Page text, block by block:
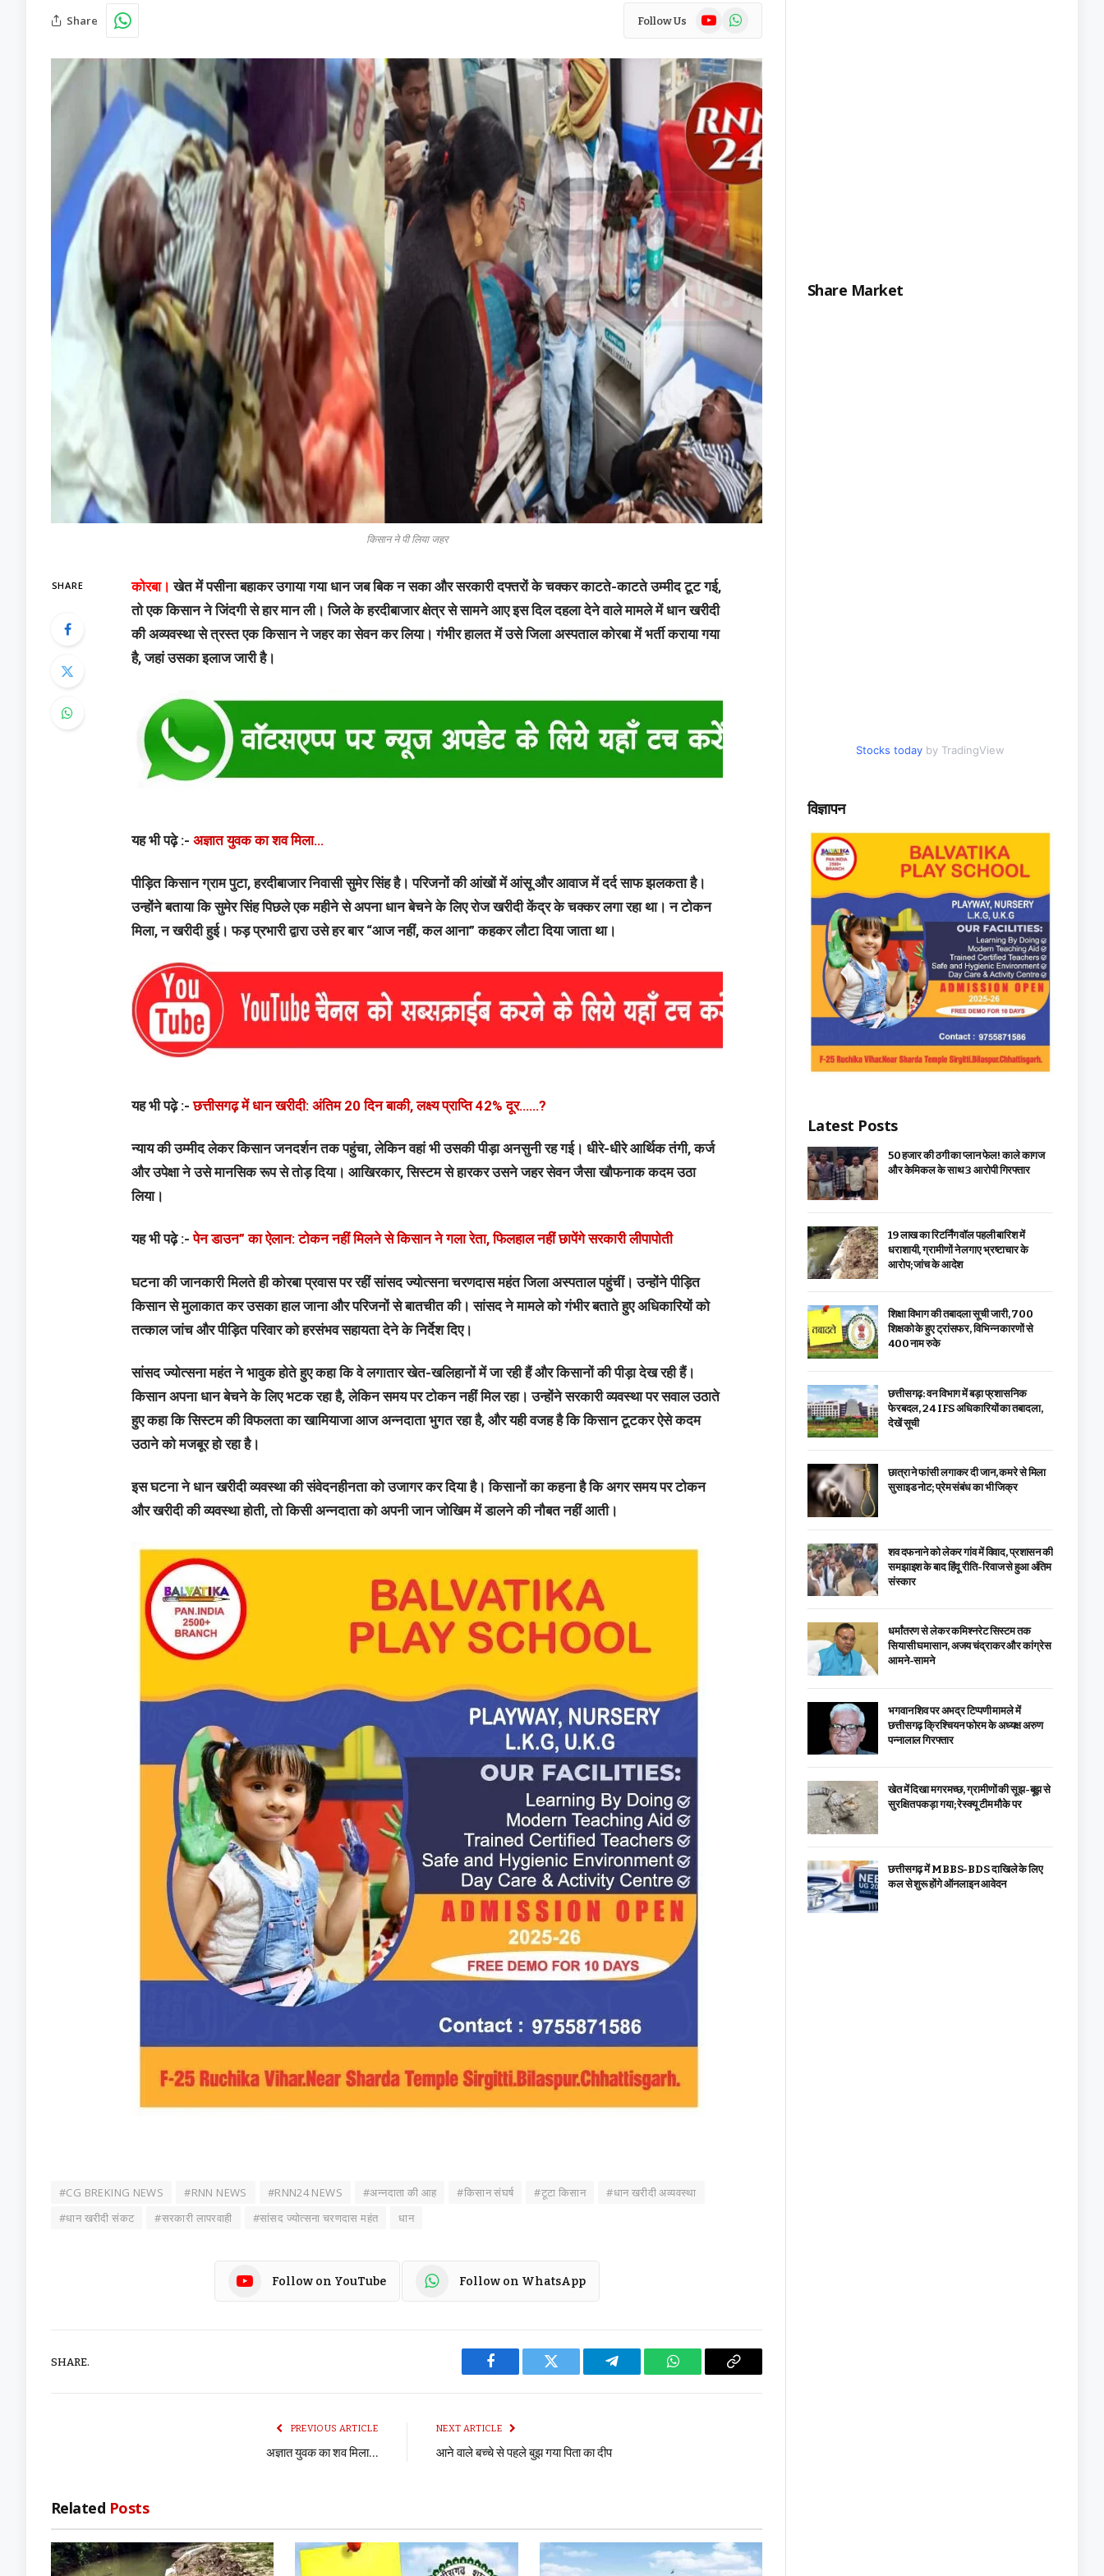
Share Follow Us YouTubeWhatsApp
किसान ने पी लिया जहर
SHARE कोरबा। खेत में पसीना बहाकर उगाया गया धान जब बिक न सका और सरकारी दफ्तरों के चक्कर काटते-काटते उम्मीद टूट गई,
तो एक किसान ने जिंदगी से हार मान ली। जिले के हरदीबाजार क्षेत्र से सामने आए इस दिल दहला देने वाले मामले में धान खरीदी
की अव्यवस्था से त्रस्त एक किसान ने जहर का सेवन कर लिया। गंभीर हालत में उसे जिला अस्पताल कोरबा में भर्ती कराया गया
है, जहां उसका इलाज जारी है।
यह भी पढ़े :-अज्ञात युवक का शव मिला…
पीड़ित किसान ग्राम पुटा, हरदीबाजार निवासी सुमेर सिंह है। परिजनों की आंखों में आंसू और आवाज में दर्द साफ झलकता है।
उन्होंने बताया कि सुमेर सिंह पिछले एक महीने से अपना धान बेचने के लिए रोज खरीदी केंद्र के चक्कर लगा रहा था। न टोकन
मिला, न खरीदी हुई। फड़ प्रभारी द्वारा उसे हर बार “आज नहीं, कल आना” कहकर लौटा दिया जाता था।
यह भी पढ़े :-छत्तीसगढ़ में धान खरीदी: अंतिम 20 दिन बाकी, लक्ष्य प्राप्ति 42% दूर……?
न्याय की उम्मीद लेकर किसान जनदर्शन तक पहुंचा, लेकिन वहां भी उसकी पीड़ा अनसुनी रह गई। धीरे-धीरे आर्थिक तंगी, कर्ज
और उपेक्षा ने उसे मानसिक रूप से तोड़ दिया। आखिरकार, सिस्टम से हारकर उसने जहर सेवन जैसा खौफनाक कदम उठा
लिया।
यह भी पढ़े :-पेन डाउन” का ऐलान: टोकन नहीं मिलने से किसान ने गला रेता, फिलहाल नहीं छापेंगे सरकारी लीपापोती
घटना की जानकारी मिलते ही कोरबा प्रवास पर रहीं सांसद ज्योत्सना चरणदास महंत जिला अस्पताल पहुंचीं। उन्होंने पीड़ित
किसान से मुलाकात कर उसका हाल जाना और परिजनों से बातचीत की। सांसद ने मामले को गंभीर बताते हुए अधिकारियों को
तत्काल जांच और पीड़ित परिवार को हरसंभव सहायता देने के निर्देश दिए।
सांसद ज्योत्सना महंत ने भावुक होते हुए कहा कि वे लगातार खेत-खलिहानों में जा रही हैं और किसानों की पीड़ा देख रही हैं।
किसान अपना धान बेचने के लिए भटक रहा है, लेकिन समय पर टोकन नहीं मिल रहा। उन्होंने सरकारी व्यवस्था पर सवाल उठाते
हुए कहा कि सिस्टम की विफलता का खामियाजा आज अन्नदाता भुगत रहा है, और यही वजह है कि किसान टूटकर ऐसे कदम
उठाने को मजबूर हो रहा है।
इस घटना ने धान खरीदी व्यवस्था की संवेदनहीनता को उजागर कर दिया है। किसानों का कहना है कि अगर समय पर टोकन
और खरीदी की व्यवस्था होती, तो किसी अन्नदाता को अपनी जान जोखिम में डालने की नौबत नहीं आती।
#CG BREKING NEWS #RNN NEWS #RNN24 NEWS #अन्नदाता की आह #किसान संघर्ष #टूटा किसान
#धान खरीदी अव्यवस्था
#धान खरीदी संकट
#सरकारी लापरवाही #सांसद ज्योत्सना चरणदास महंत धान
Follow on YouTube Follow on WhatsApp
SHARE.
Facebook Twitter Telegram WhatsAppCopy
PREVIOUS ARTICLE
अज्ञात युवक का शव मिला…
NEXT ARTICLE
आने वाले बच्चे से पहले बुझ गया पिता का दीप
Related Posts
Share Market
Stocks today by TradingView
विज्ञापन
Latest Posts
₹50 हजार की ठगी का प्लान फेल! काले कागज
और केमिकल के साथ 3 आरोपी गिरफ्तार
19 लाख का रिटर्निंग वॉल पहली बारिश में
धराशायी, ग्रामीणों ने लगाए भ्रष्टाचार के
आरोप; जांच के आदेश
शिक्षा विभाग की तबादला सूची जारी, 700
शिक्षको के हुए ट्रांसफर, विभिन्न कारणों से
400 नाम रुके
छत्तीसगढ़: वन विभाग में बड़ा प्रशासनिक
फेरबदल, 24 IFS अधिकारियों का तबादला,
देखें सूची
छात्रा ने फांसी लगाकर दी जान, कमरे से मिला
सुसाइड नोट; प्रेम संबंध का भी जिक्र
शव दफनाने को लेकर गांव में विवाद, प्रशासन की
समझाइश के बाद हिंदू रीति-रिवाज से हुआ अंतिम
संस्कार
धर्मांतरण से लेकर कमिश्नरेट सिस्टम तक
सियासी घमासान, अजय चंद्राकर और कांग्रेस
आमने-सामने
भगवान शिव पर अभद्र टिप्पणी मामले में
छत्तीसगढ़ क्रिश्चियन फोरम के अध्यक्ष अरुण
पन्नालाल गिरफ्तार
खेत में दिखा मगरमच्छ, ग्रामीणों की सूझ-बूझ से
सुरक्षित पकड़ा गया; रेस्क्यू टीम मौके पर
छत्तीसगढ़ में MBBS-BDS दाखिले के लिए
कल से शुरू होंगे ऑनलाइन आवेदन